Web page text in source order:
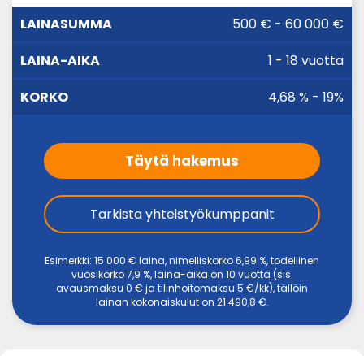
LAINASUMMA KORKO500 € - 60 000 €
1 - 18 vuotta
4,68 % - 19%
Täytä hakemus
Tarkista yhteistyökumppanit
Esimerkki: 15 000 € laina, nimelliskorko 6,99 %, todellinen
vuosikorko 7,9 %, laina-aika on 10 vuotta (sis.
avausmaksu 0 € ja tilinhoitomaksu 5 €/kk), tällöin
lainan kokonaiskulut on 21 490,8 €.